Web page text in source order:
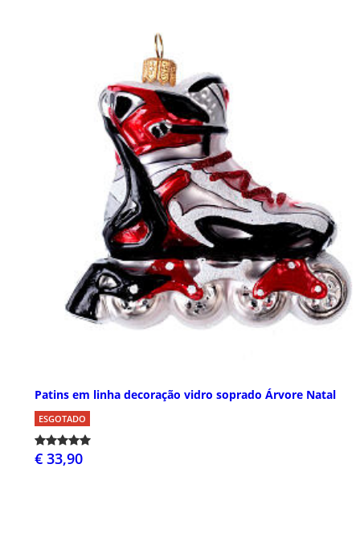
Patins em linha decoração vidro soprado Árvore Natal
ESGOTADO
€ 33,90